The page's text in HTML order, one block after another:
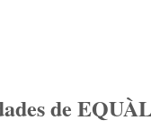
de